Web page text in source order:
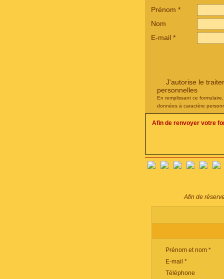
Prénom *
Nom
E-mail *
J'autorise le
personnelles
En remplissant ce
données à caractère
Afin de renvoyer votre
Afin de
Prénom et nom *
E-mail *
Téléphone